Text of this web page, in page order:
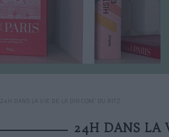
24H DANS LA VIE DE LA DIR COM’ DU RITZ
24H DANS LA